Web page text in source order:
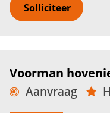
Solliciteer
Voorman
Aanvraag